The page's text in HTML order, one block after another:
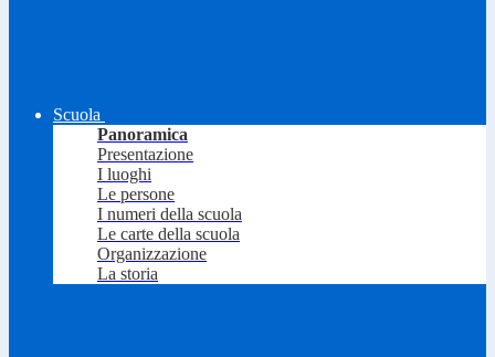
Scuola
Panoramica
Presentazione
I luoghi
Le persone
I numeri della scuola
Le carte della scuola
Organizzazione
La storia